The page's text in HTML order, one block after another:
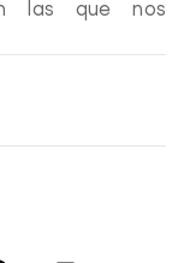
las que nos